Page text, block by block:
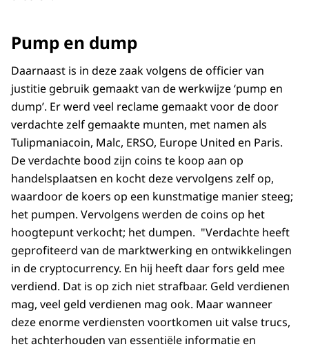
Pump en dump
Daarnaast is in deze zaak volgens de officier van
justitie gebruik gemaakt van de werkwijze ‘pump en
dump’. Er werd veel reclame gemaakt voor de door
verdachte zelf gemaakte munten, met namen als
Tulipmaniacoin, Malc, ERSO, Europe United en Paris.
De verdachte bood zijn coins te koop aan op
handelsplaatsen en kocht deze vervolgens zelf op,
waardoor de koers op een kunstmatige manier steeg;
het pumpen. Vervolgens werden de coins op het
hoogtepunt verkocht; het dumpen. "Verdachte heeft
geprofiteerd van de marktwerking en ontwikkelingen
in de cryptocurrency. En hij heeft daar fors geld mee
verdiend. Dat is op zich niet strafbaar. Geld verdienen
mag, veel geld verdienen mag ook. Maar wanneer
deze enorme verdiensten voortkomen uit valse trucs,
het achterhouden van essentiële informatie en